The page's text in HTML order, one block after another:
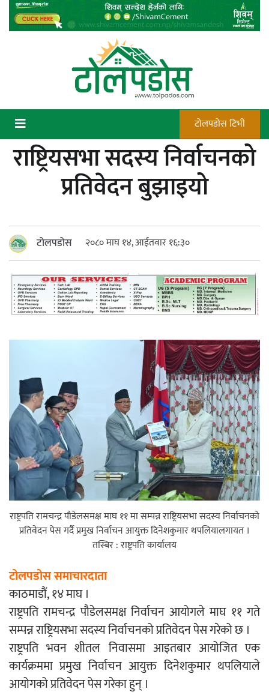
Skip
content
टोलपडोस टिभी
कन्चटमा पेस्तोल तेर्सिँदा पनि प्रयोग गर्न
सक्दैनन् डिएफओले गोली चलाउने अधिकार
न्याय सुनिश्चित गर्न सुरक्षा निकायको दायित्व
महत्त्वपूर्ण हुन्छ : मेयर मण्डल
रौतहटमा चट्याङ लाग्दा एककोे मृत्यु
श्रीमती बलात्कार मुद्दामा श्रीमान्लाई छ महिना
कैद, एक लाख रुपैयाँ क्षतिपूर्ति
एम्बुलेन्सको उपहार भारत र नेपालबीचको निकै
बलियो र जीवन्त विकास साझेदारीको एक
हिस्सा : नियोग उपप्रमुख श्रीवास्तव
प्रेस काउन्सिल सदस्य नियुक्तिमा विभेद भयो :
जनमत पत्रकार संघ
राष्ट्रियसभा सदस्य निर्वाचनको
प्रतिवेदन बुझाइयो
टोलपडोस २०८० माघ १४, आईतवार १६:३०
राष्ट्रपति रामचन्द्र पौडेलसमक्ष माघ ११ मा सम्पन्न राष्ट्रियसभा सदस्य निर्वाचनको
प्रतिवेदन पेस गर्दै प्रमुख निर्वाचन आयुक्त दिनेशकुमार थपलियालगायत ।
तस्बिर : राष्ट्रपति कार्यालय
टोलपडोस समाचारदाता
काठमाडौं, १४ माघ ।
राष्ट्रपति रामचन्द्र पौडेलसमक्ष निर्वाचन आयोगले माघ ११ गते
सम्पन्न राष्ट्रियसभा सदस्य निर्वाचनको प्रतिवेदन पेस गरेको छ ।
राष्ट्रपति भवन शीतल निवासमा आइतबार आयोजित एक
कार्यक्रममा प्रमुख निर्वाचन आयुक्त दिनेशकुमार थपलियाले
आयोगको प्रतिवेदन पेस गरेका हुन् ।